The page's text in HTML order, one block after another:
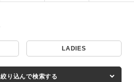
LADIES
絞り込んで検索する